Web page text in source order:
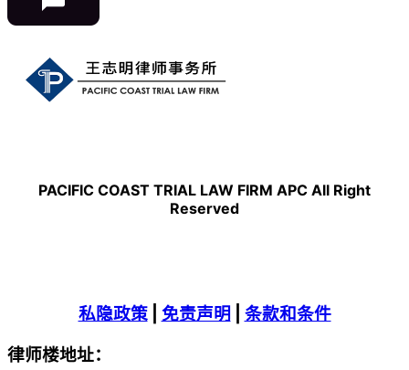
PACIFIC COAST TRIAL LAW FIRM APC All Right
Reserved
私隐政策| 免责声明
条款和条件
律师楼地址：